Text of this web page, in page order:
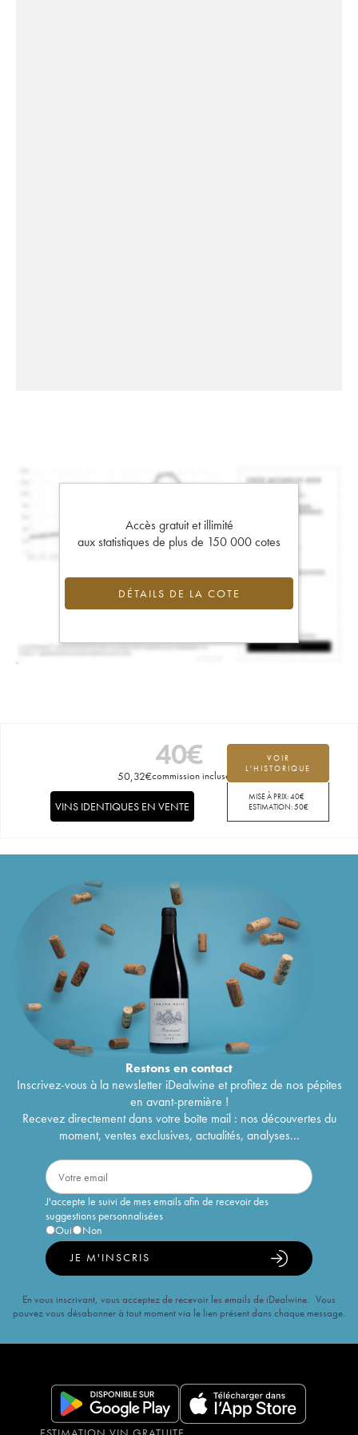
Accès gratuit et illimité
aux statistiques de plus de 150 000 cotes
DÉTAILS DE LA COTE
40€
50,32€commission incluse
VOIR
L'HISTORIQUE
MISE À PRIX:40€
ESTIMATION:50€
VINS IDENTIQUES EN VENTE
Restons encontact
Inscrivez-vous à la newsletter iDealwine et profitez de nos pépites
en avant-première !
Recevez directement dans votre boîte mail : nos découvertes du
moment, ventes exclusives, actualités, analyses...
J'accepte le suivi de mes emails afin de recevoir des
suggestions personnalisées
Oui
Non
JE M'INSCRIS
En vous inscrivant, vous acceptez de recevoir les emails de iDealwine. Vous
pouvez vous désabonner à tout moment via le lien présent dans chaque message.